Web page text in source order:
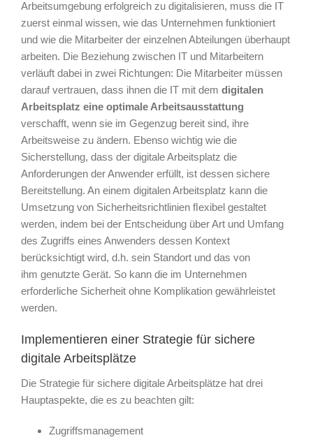
Arbeitsumgebung erfolgreich zu digitalisieren, muss die IT
zuerst einmal wissen, wie das Unternehmen funktioniert
und wie die Mitarbeiter der einzelnen Abteilungen überhaupt
arbeiten. Die Beziehung zwischen IT und Mitarbeitern
verläuft dabei in zwei Richtungen: Die Mitarbeiter müssen
darauf vertrauen, dass ihnen die IT mit dem digitalen
Arbeitsplatz eine optimale Arbeitsausstattung
verschafft, wenn sie im Gegenzug bereit sind, ihre
Arbeitsweise zu ändern. Ebenso wichtig wie die
Sicherstellung, dass der digitale Arbeitsplatz die
Anforderungen der Anwender erfüllt, ist dessen sichere
Bereitstellung. An einem digitalen Arbeitsplatz kann die
Umsetzung von Sicherheitsrichtlinien ﬂexibel gestaltet
werden, indem bei der Entscheidung über Art und Umfang
des Zugriffs eines Anwenders dessen Kontext
berücksichtigt wird, d.h. sein Standort und das von
ihm genutzte Gerät. So kann die im Unternehmen
erforderliche Sicherheit ohne Komplikation gewährleistet
werden.
Implementieren einer Strategie für sichere
digitale Arbeitsplätze
Die Strategie für sichere digitale Arbeitsplätze hat drei
Hauptaspekte, die es zu beachten gilt:
Zugriffsmanagement